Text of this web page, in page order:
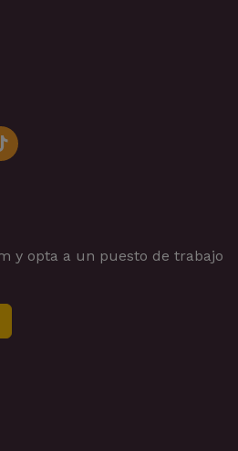
y opta a un puesto de trabajo